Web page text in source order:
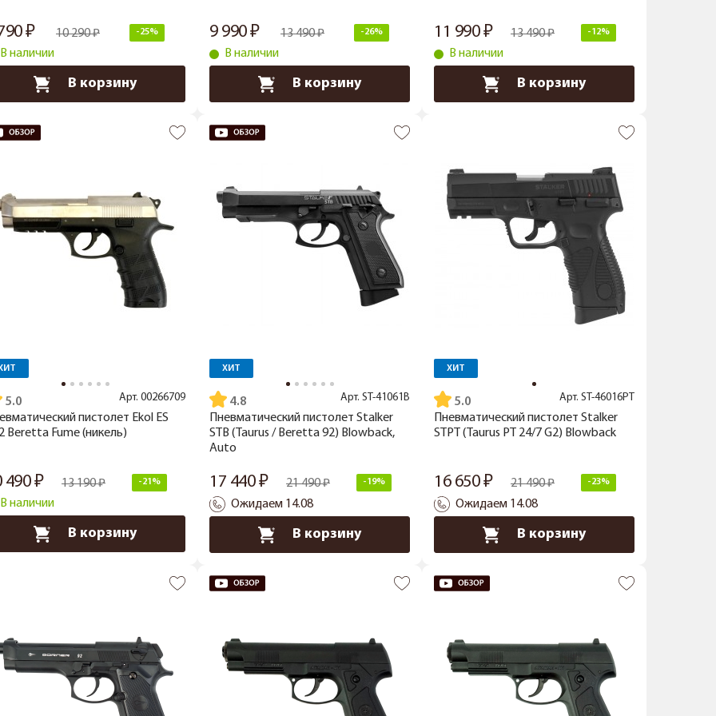
10 290 -25%
В наличии
В корзину
9 990 13 490 -26%
В наличии
В корзину
11 990 13 490 -12%
В наличии
В корзину
5.0 Арт. 00266709
пистолет Ekol ES
Beretta Fume (никель)
490 13 190 -21%
В наличии
В корзину
ХИТ
4.8 Арт. ST-41061B
Пневматический пистолет Stalker
STB (Taurus / Beretta 92) Blowback,
Auto
17 440 21 490 -19%
Ожидаем 14.08
В корзину
ХИТ
5.0 Арт. ST-46016PT
Пневматический пистолет Stalker
STPT (Taurus PT 24/7 G2) Blowback
16 650 21 490 -23%
Ожидаем 14.08
В корзину